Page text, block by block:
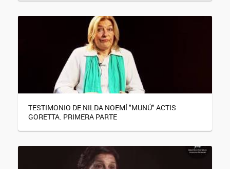
TESTIMONIO DE NILDA NOEMÍ "MUNÚ" ACTIS
GORETTA. PRIMERA PARTE